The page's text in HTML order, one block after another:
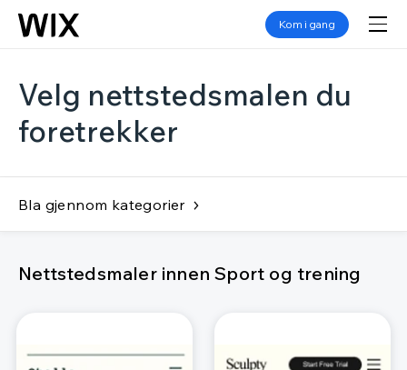
Kom i gang
Velg nettstedsmalen du
foretrekker
Bla gjennom kategorier
Nettstedsmaler innen Sport og trening